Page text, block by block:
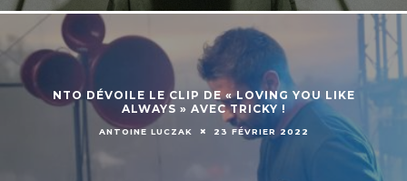
NTO DÉVOILE LE CLIP DE « LOVING YOU LIKE
ALWAYS » AVEC TRICKY !
ANTOINE LUCZAK 23 FÉVRIER 2022